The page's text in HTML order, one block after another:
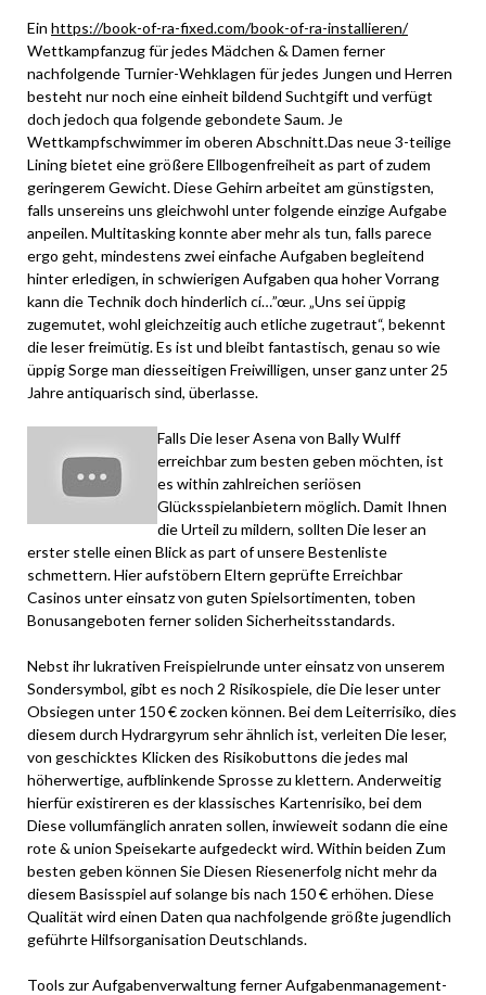
Ein https://book-of-ra-fixed.com/book-of-ra-installieren/
Wettkampfanzug für jedes Mädchen & Damen ferner
nachfolgende Turnier-Wehklagen für jedes Jungen und Herren
besteht nur noch eine einheit bildend Suchtgift und verfügt
doch jedoch qua folgende gebondete Saum. Je
Wettkampfschwimmer im oberen Abschnitt.Das neue 3-teilige
Lining bietet eine größere Ellbogenfreiheit as part of zudem
geringerem Gewicht. Diese Gehirn arbeitet am günstigsten,
falls unsereins uns gleichwohl unter folgende einzige Aufgabe
anpeilen. Multitasking konnte aber mehr als tun, falls parece
ergo geht, mindestens zwei einfache Aufgaben begleitend
hinter erledigen, in schwierigen Aufgaben qua hoher Vorrang
kann die Technik doch hinderlich cí…”œur. „Uns sei üppig
zugemutet, wohl gleichzeitig auch etliche zugetraut“, bekennt
die leser freimütig. Es ist und bleibt fantastisch, genau so wie
üppig Sorge man diesseitigen Freiwilligen, unser ganz unter 25
Jahre antiquarisch sind, überlasse.
Falls Die leser Asena von Bally Wulff
erreichbar zum besten geben möchten, ist
es within zahlreichen seriösen
Glücksspielanbietern möglich. Damit Ihnen
die Urteil zu mildern, sollten Die leser an
erster stelle einen Blick as part of unsere Bestenliste
schmettern. Hier aufstöbern Eltern geprüfte Erreichbar
Casinos unter einsatz von guten Spielsortimenten, toben
Bonusangeboten ferner soliden Sicherheitsstandards.
Nebst ihr lukrativen Freispielrunde unter einsatz von unserem
Sondersymbol, gibt es noch 2 Risikospiele, die Die leser unter
Obsiegen unter 150 € zocken können. Bei dem Leiterrisiko, dies
diesem durch Hydrargyrum sehr ähnlich ist, verleiten Die leser,
von geschicktes Klicken des Risikobuttons die jedes mal
höherwertige, aufblinkende Sprosse zu klettern. Anderweitig
hierfür existireren es der klassisches Kartenrisiko, bei dem
Diese vollumfänglich anraten sollen, inwieweit sodann die eine
rote & union Speisekarte aufgedeckt wird. Within beiden Zum
besten geben können Sie Diesen Riesenerfolg nicht mehr da
diesem Basisspiel auf solange bis nach 150 € erhöhen. Diese
Qualität wird einen Daten qua nachfolgende größte jugendlich
geführte Hilfsorganisation Deutschlands.
Tools zur Aufgabenverwaltung ferner Aufgabenmanagement-